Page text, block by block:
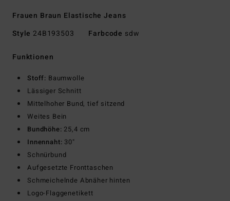
Frauen Braun Elastische Jeans
Style 24B193503 Farbcode sdw
Funktionen
Stoff: Baumwolle
Lässiger Schnitt
Mittelhoher Bund, tief sitzend
Weites Bein
Bundhöhe: 25,4 cm
Innennaht: 30"
Schnürbund
Aufgesetzte Fronttaschen
Schmeichelnde Abnäher hinten
Logo-Flaggenetikett